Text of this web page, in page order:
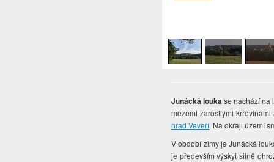
Junácká loukase nachází na
mezemi zarostlými
hrad Veveří. Na okraji území
V období zimy je Junácká
je především výskyt silně